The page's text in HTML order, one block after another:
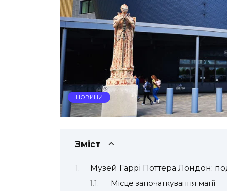
НОВИНИ
Зміст
Музей Гаррі Поттера Лондон:
Місце започаткування магії